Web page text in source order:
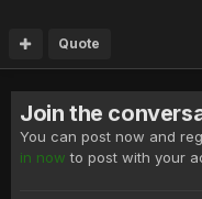
Quote
Join the
You can post now and
in now to post with your